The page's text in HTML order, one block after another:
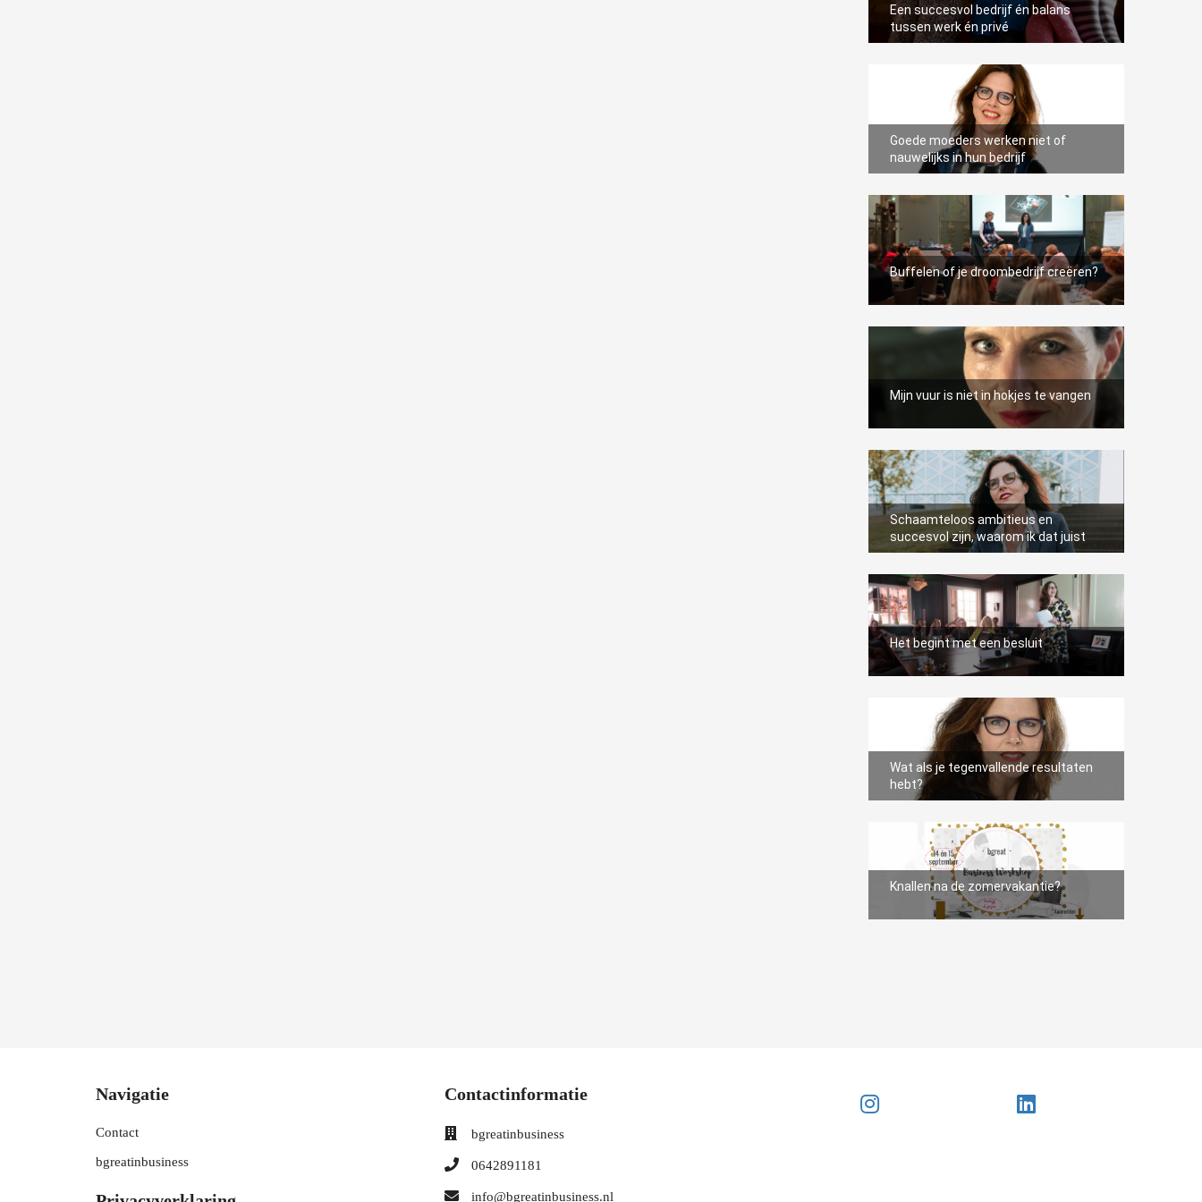
Een succesvol bedrijf én balans
tussen werk én privé
Goede moeders werken niet of
nauwelijks in hun bedrijf
Buffelen of je droombedrijf creëren?
Mijn vuur is niet in hokjes te vangen
Schaamteloos ambitieus en
succesvol zijn, waarom ik dat juist
vrouwelijke ondernemers zo
Het begint met een besluit
Wat als je tegenvallende resultaten
hebt?
Knallen na de zomervakantie?
Navigatie
Contact
bgreatinbusiness
Contactinformatie
bgreatinbusiness
0642891181
info@bgreatinbusiness.nl